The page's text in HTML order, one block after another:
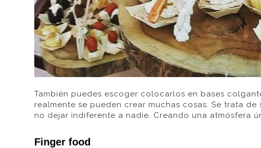
También puedes escoger colocarlos en bases
realmente se pueden crear muchas cosas. Se trata
no dejar indiferente a nadie. Creando una atmósfera
Finger food